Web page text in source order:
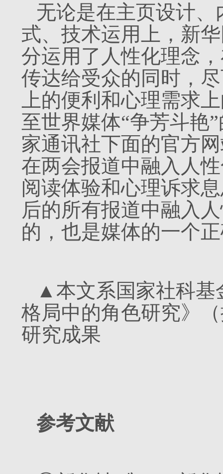
无论是在主页设计
式、技术运用上，新
分运用了人性化理念
传达给受众的同时，
上的便利和心理需求
至世界媒体“争芳斗艳
家通讯社下面的官方
在两会报道中融入人
阅读体验和心理诉求
后的所有报道中融入
的，也是媒体的一个
▲本文系国家社科基
格局中的角色研究》
研究成果
参考文献